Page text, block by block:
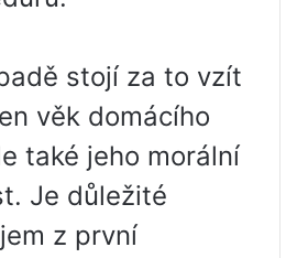
stojí za to vzít
věk domácího
také jeho morální
Je důležité
z první